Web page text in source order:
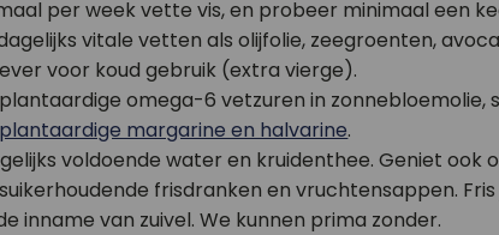
per week vette vis, en probeer minimaal een
vitale vetten als olijfolie, zeegroenten,
voor koud gebruik (extra vierge).
omega-6 vetzuren in zonnebloemolie,
plantaardige margarine en halvarine.
voldoende water en kruidenthee. Geniet ook
frisdranken en vruchtensappen.
inname van zuivel. We kunnen prima zonder.